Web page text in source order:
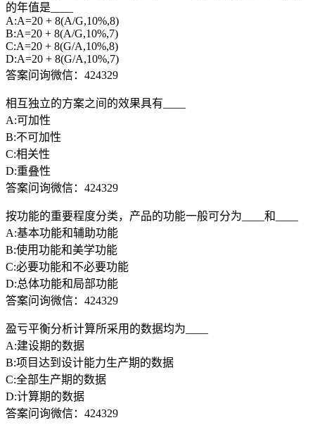
的年值是____
A:A=20 + 8(A/G,10%,8)
B:A=20 + 8(A/G,10%,7)
C:A=20 + 8(G/A,10%,8)
D:A=20 + 8(G/A,10%,7)
答案问询微信：424329
相互独立的方案之间的效果具有____
A:可加性
B:不可加性
C:相关性
D:重叠性
答案问询微信：424329
按功能的重要程度分类，产品的功能一般可分为____和____
A:基本功能和辅助功能
B:使用功能和美学功能
C:必要功能和不必要功能
D:总体功能和局部功能
答案问询微信：424329
盈亏平衡分析计算所采用的数据均为____
A:建设期的数据
B:项目达到设计能力生产期的数据
C:全部生产期的数据
D:计算期的数据
答案问询微信：424329